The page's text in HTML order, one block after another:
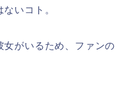
いコト。
女がいるため、ファンの